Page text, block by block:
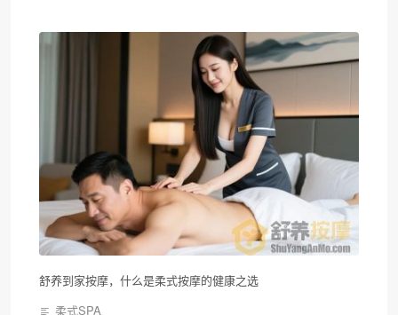
舒养到家按摩，什么是柔式按摩的健康之选
柔式SPA